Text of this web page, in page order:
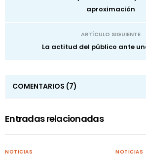
aproximación
ARTÍCULO SIGUIENTE
La actitud del público ante
COMENTARIOS (7)
Entradas relacionadas
NOTICIAS NOTICIAS